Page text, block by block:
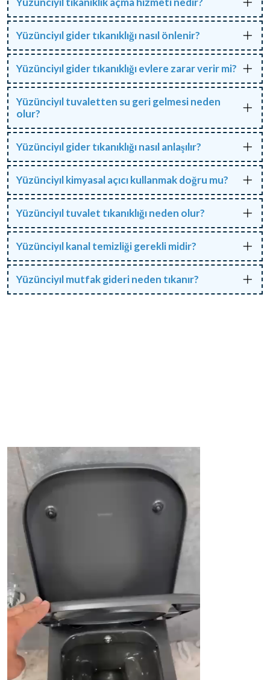
Yüzünciyıl gider tıkanıklığı nasıl önlenir?
Yüzünciyıl gider tıkanıklığı evlere zarar verir mi?
Yüzünciyıl tuvaletten su geri gelmesi neden
olur?
Yüzünciyıl gider tıkanıklığı nasıl anlaşılır?
Yüzünciyıl kimyasal açıcı kullanmak doğru mu?
Yüzünciyıl tuvalet tıkanıklığı neden olur?
Yüzünciyıl kanal temizliği gerekli midir?
Yüzünciyıl mutfak gideri neden tıkanır?